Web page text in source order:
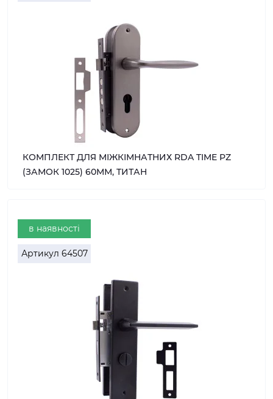
КОМПЛЕКТ ДЛЯ МІЖКІМНАТНИХ RDA TIME PZ
(ЗАМОК 1025) 60ММ, ТИТАН
в наявності
Артикул 64507